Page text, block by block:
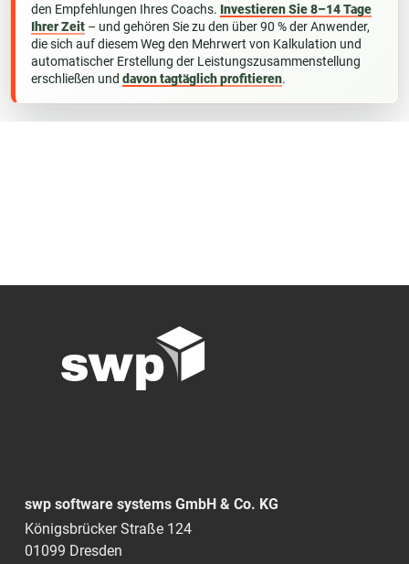
den Empfehlungen Ihres Coachs. Investieren Sie 8–14 Tage
Ihrer Zeit– und gehören Sie zu den über 90 % der Anwender,
die sich auf diesem Weg den Mehrwert von Kalkulation und
automatischer Erstellung der Leistungszusammenstellung
erschließen und davon tagtäglich profitieren.
swp software systems GmbH & Co. KG
Königsbrücker Straße 124
01099 Dresden